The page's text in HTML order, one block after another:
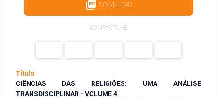
DOWNLOAD
COMPARTILHE
Título
CIÊNCIAS DAS RELIGIÕES: UMA ANÁLISE
TRANSDISCIPLINAR - VOLUME 4